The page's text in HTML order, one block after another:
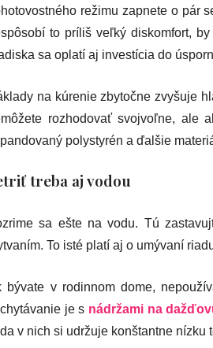
režimu zapnete o pár
to príliš veľký diskomfort,
sa oplatí aj investícia do
na kúrenie zbytočne zvyšuje
rozhodovať svojvoľne, ale
polystyrén a ďalšie
treba aj vodou
sa ešte na vodu. Tú
To isté platí aj o umývaní
bývate v rodinnom dome,
je s nádržami na
v nich si udržuje konštantne